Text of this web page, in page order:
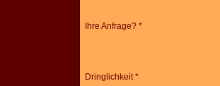
Ihre Anfrage? *
Dringlichkeit *